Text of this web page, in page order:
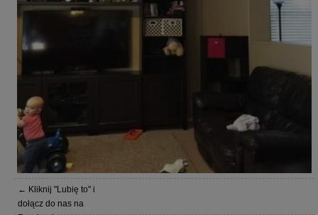
← Kliknij "Lubię to" i
dołącz do nas na